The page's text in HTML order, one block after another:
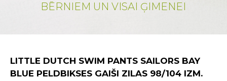
BĒRNIEM UN VISAI ĢIMENEI
LITTLE DUTCH SWIM PANTS SAILORS BAY
BLUE PELDBIKSES GAIŠI ZILAS 98/104 IZM.